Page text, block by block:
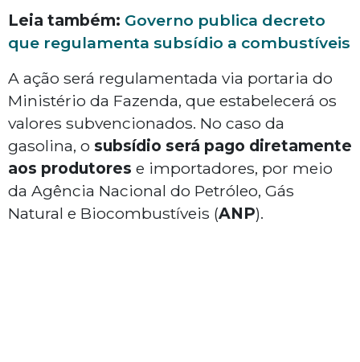
Leia também: Governo publica decreto
que regulamenta subsídio a combustíveis
A ação será regulamentada via portaria do
Ministério da Fazenda, que estabelecerá os
valores subvencionados. No caso da
gasolina, o subsídio será pago diretamente
aos produtores e importadores, por meio
da Agência Nacional do Petróleo, Gás
Natural e Biocombustíveis (ANP).